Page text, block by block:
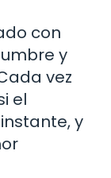
con
y
vez
el
y